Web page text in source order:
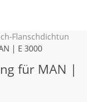
Flanschdichtun
| E 3000
für MAN |